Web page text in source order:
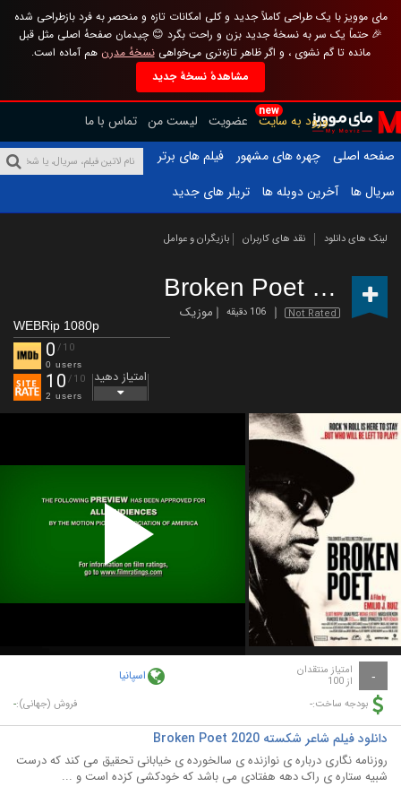
مای موویز با یک طراحی کاملاً جدید و کلی امکانات تازه و منحصر به فرد بازطراحی شده
🎉 حتماً یک سر به نسخهٔ جدید بزن و راحت بگرد 😊 چیدمان صفحهٔ اصلی مثل قبل
مانده تا گم نشوی ، و اگر ظاهر تازه‌تری می‌خواهینسخهٔ مدرن هم آماده است.
مشاهدهٔ نسخهٔ جدید
new
ورود به سایت عضویت لیست من تماس با ما
صفحه اصلی
چهره های مشهور
فیلم های برتر
سریال ها
آخرین دوبله ها تریلر های جدید
لینک های دانلود نقد های کاربران بازیگران و عوامل
Broken Poet
(2020)
Not Rated 106 دقیقه موزیک
WEBRip 1080p
0 /10
0 users
10 /10
2 users
امتیاز دهید
Play
Video
- امتیاز منتقدان
از 100 اسپانیا
بودجه ساخت:- فروش (جهانی):-
دانلود فیلم شاعر شکسته Broken Poet 2020
روزنامه نگاری درباره ی نوازنده ی سالخورده ی خیابانی تحقیق می کند که درست
شبیه ستاره ی راک دهه هفتادی می باشد که خودکشی کزده است و ...